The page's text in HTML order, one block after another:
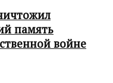
память
войне